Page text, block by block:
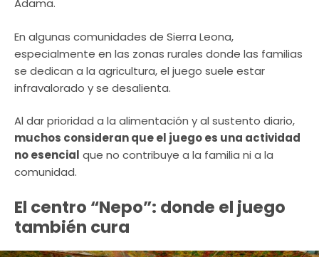
Adama.
En algunas comunidades de Sierra Leona,
especialmente en las zonas rurales donde las familias
se dedican a la agricultura, el juego suele estar
infravalorado y se desalienta.
Al dar prioridad a la alimentación y al sustento diario,
muchos consideran que el juego es una actividad
no esencial que no contribuye a la familia ni a la
comunidad.
El centro “Nepo”: donde el juego
también cura